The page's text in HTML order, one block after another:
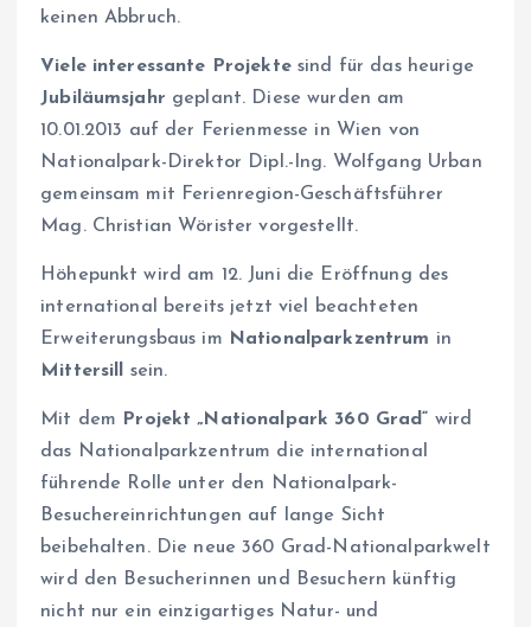
keinen Abbruch.
Viele interessante Projektesind für das heurige
Jubiläumsjahr geplant. Diese wurden am
10.01.2013 auf der Ferienmesse in Wien von
Nationalpark-Direktor Dipl.-Ing. Wolfgang Urban
gemeinsam mit Ferienregion-Geschäftsführer
Mag. Christian Wörister vorgestellt.
Höhepunkt wird am 12. Juni die Eröffnung des
international bereits jetzt viel beachteten
Erweiterungsbaus im
Nationalparkzentrum in
Mittersill
sein.
Mit dem Projekt „Nationalpark 360 Grad“ wird
das Nationalparkzentrum die international
führende Rolle unter den Nationalpark-
Besuchereinrichtungen auf lange Sicht
beibehalten. Die neue 360 Grad-Nationalparkwelt
wird den Besucherinnen und Besuchern künftig
nicht nur ein einzigartiges Natur- und